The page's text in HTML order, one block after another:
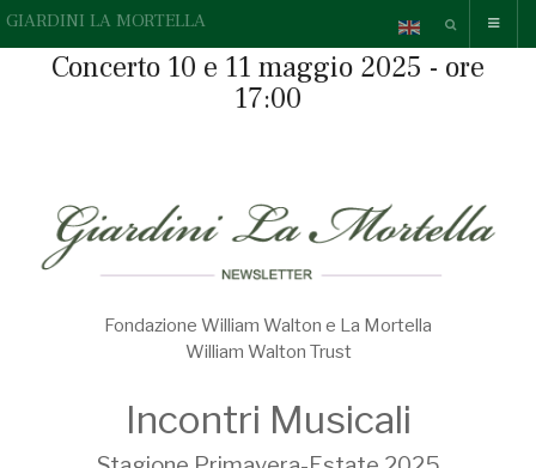
GIARDINI LA MORTELLA
Concerto 10 e 11 maggio 2025 - ore
17:00
Fondazione William Walton e La Mortella
William Walton Trust
Incontri Musicali